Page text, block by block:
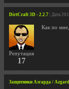
DirtCraft 3D - 2.2.7 | Дата
Репутация
17
Как по
Защитники Азгарда /